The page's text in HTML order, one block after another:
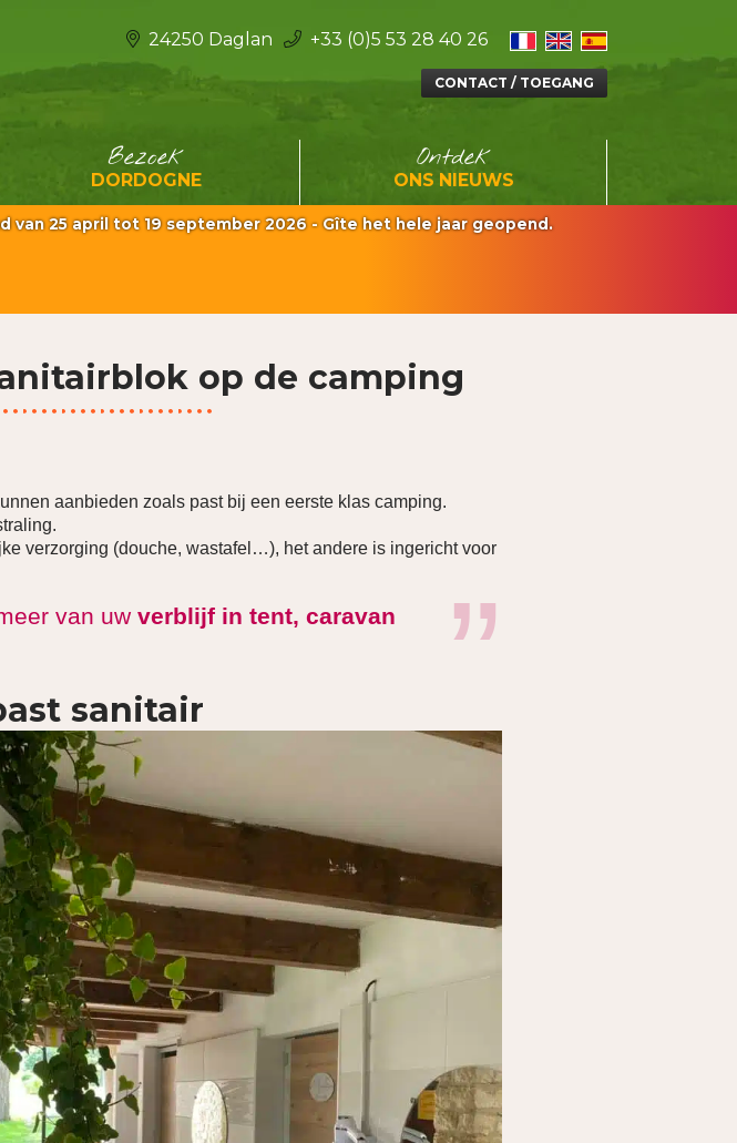
24250 Daglan +33 (0)5 53 28 40 26 Facebook
Instagram
CONTACT / TOEGANG
Bezoek
DORDOGNE
Ontdek
ONS ​​NIEUWS
van 25 april tot 19 september 2026 - Gîte het hele jaar geopend.
op de camping
aanbieden zoals past bij een eerste klas camping.
verzorging (douche, wastafel…), het andere is ingericht voor
van uw verblijf in tent, caravan
sanitair